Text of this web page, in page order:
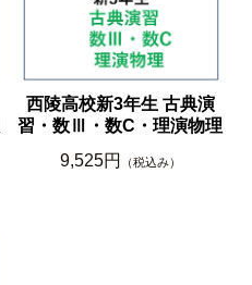
西陵高校新3年生 古典演
習・数Ⅲ・数C・理演物理
9,525円
（税込み）